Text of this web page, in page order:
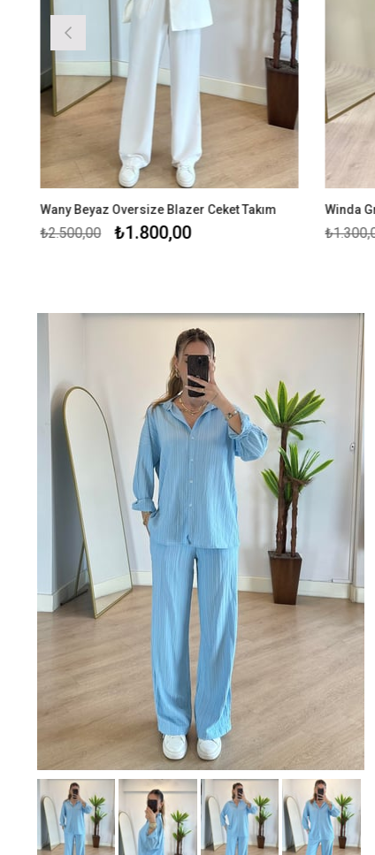
Wany Beyaz Oversize Blazer Ceket Takım
₺1.800,00
₺2.500,00
Winda